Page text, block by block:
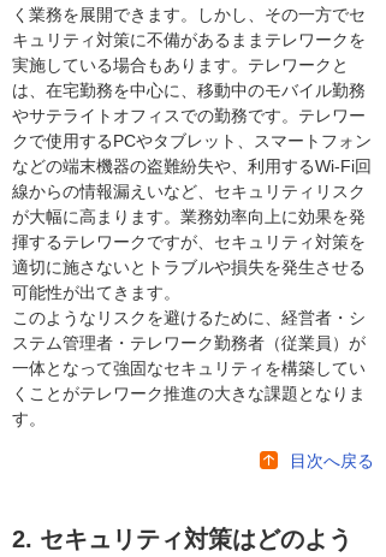
く業務を展開できます。しかし、その一方でセ
キュリティ対策に不備があるままテレワークを
実施している場合もあります。テレワークと
は、在宅勤務を中心に、移動中のモバイル勤務
やサテライトオフィスでの勤務です。テレワー
クで使用するPCやタブレット、スマートフォン
などの端末機器の盗難紛失や、利用するWi-Fi回
線からの情報漏えいなど、セキュリティリスク
が大幅に高まります。業務効率向上に効果を発
揮するテレワークですが、セキュリティ対策を
適切に施さないとトラブルや損失を発生させる
可能性が出てきます。
このようなリスクを避けるために、経営者・シ
ステム管理者・テレワーク勤務者（従業員）が
一体となって強固なセキュリティを構築してい
くことがテレワーク推進の大きな課題となりま
す。
目次へ戻る
2. セキュリティ対策はどのよう